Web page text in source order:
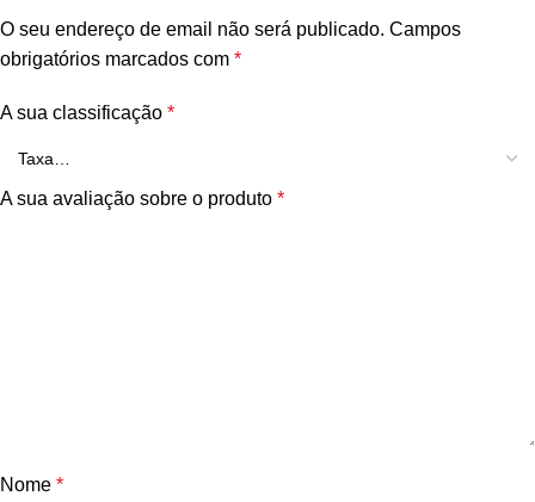
O seu endereço de email não será publicado. Campos
obrigatórios marcados com *
A sua classificação *
A sua avaliação sobre o produto *
Nome *